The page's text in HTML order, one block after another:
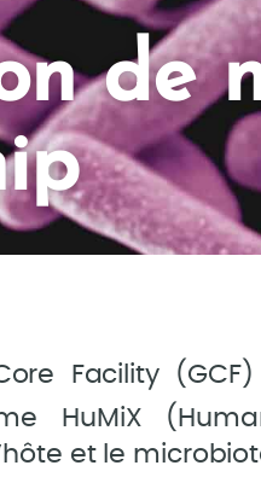
de
Facility
HuMiX
et le